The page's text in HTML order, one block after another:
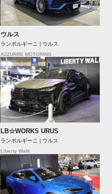
ウルス
ランボルギーニ | ウルス
AZZURRE MOTORING
LB☆WORKS URUS
ランボルギーニ | ウルス
Liberty Walk